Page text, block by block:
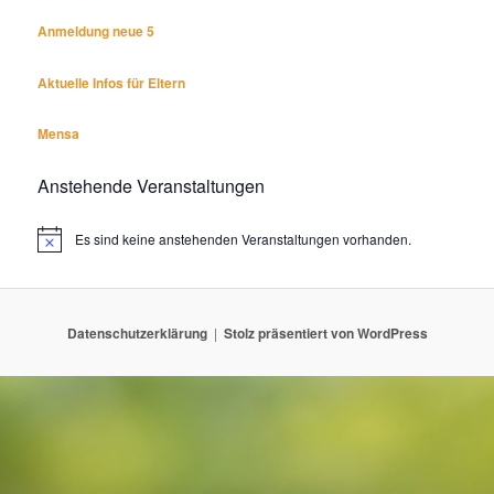
Anmeldung neue 5
Aktuelle Infos für Eltern
Mensa
Anstehende Veranstaltungen
HinweisEs sind keine anstehenden Veranstaltungen vorhanden.
Datenschutzerklärung Stolz präsentiert von WordPress